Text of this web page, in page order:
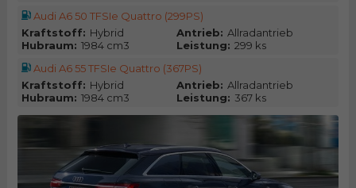
Audi A6 50 TFSIe Quattro (299PS)
Kraftstoff: Hybrid Antrieb: Allradantrieb
Hubraum: 1984 cm3 Leistung: 299 ks
Audi A6 55 TFSIe Quattro (367PS)
Kraftstoff: Hybrid Antrieb: Allradantrieb
Hubraum: 1984 cm3 Leistung: 367 ks